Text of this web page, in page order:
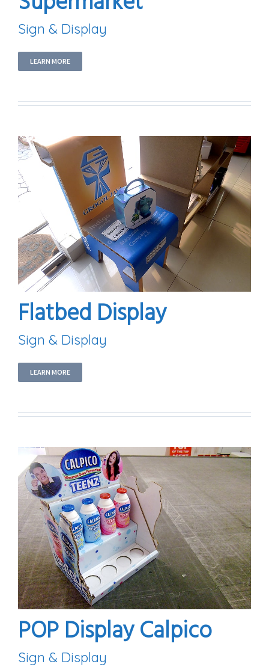
Sign & Display
LEARN MORE
Flatbed Display
Sign & Display
LEARN MORE
POP Display Calpico
Sign & Display